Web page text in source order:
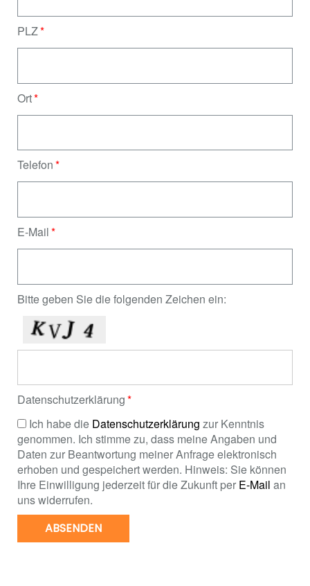
PLZ
Ort
Telefon
E-Mail
Bitte geben Sie die folgenden Zeichen ein:
Datenschutzerklärung
Ich habe die Datenschutzerklärung zur Kenntnis
genommen. Ich stimme zu, dass meine Angaben und
Daten zur Beantwortung meiner Anfrage elektronisch
erhoben und gespeichert werden. Hinweis: Sie können
Ihre Einwilligung jederzeit für die Zukunft per E-Mail an
uns widerrufen.
ABSENDEN